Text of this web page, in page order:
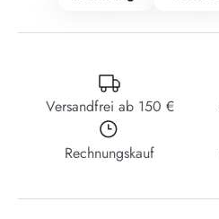
Versandfrei ab 150 €
Rechnungskauf